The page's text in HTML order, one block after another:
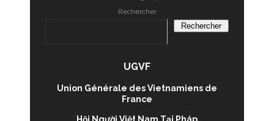
Rechercher
Rechercher
UGVF
Union Générale des Vietnamiens de
France